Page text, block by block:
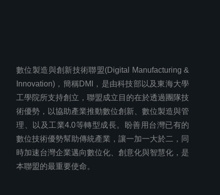
數位製造與創新技術聯盟(Digital Manufacturing &
Innovation)，簡稱DMI，是由科技部以及東海大學
工學院所支持創立，聯盟成立目的在於透過團隊技
術優勢，以協助產業推動數位創新、數位製造與管
理、以及工業4.0等轉型成長。盼善用台灣已有的
數位技術優勢幫助傳統產業，讓一加一大於二，同
時加速台灣企業邁向數位化、創意化與智慧化，是
本聯盟的最重要使命。